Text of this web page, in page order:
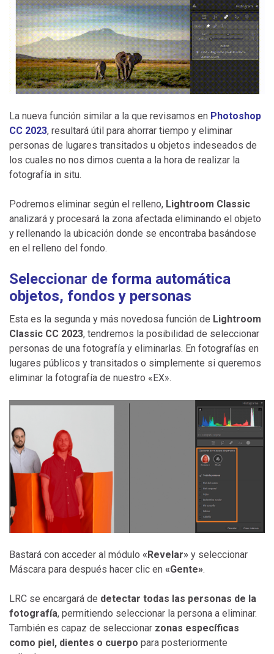
La nueva función similar a la que revisamos en Photoshop
CC 2023, resultará útil para ahorrar tiempo y eliminar
personas de lugares transitados u objetos indeseados de
los cuales no nos dimos cuenta a la hora de realizar la
fotografía in situ.
Podremos eliminar según el relleno, Lightroom Classic
analizará y procesará la zona afectada eliminando el objeto
y rellenando la ubicación donde se encontraba basándose
en el relleno del fondo.
Seleccionar de forma automática
objetos, fondos y personas
Esta es la segunda y más novedosa función de Lightroom
Classic CC 2023, tendremos la posibilidad de seleccionar
personas de una fotografía y eliminarlas. En fotografías en
lugares públicos y transitados o simplemente si queremos
eliminar la fotografía de nuestro «EX».
Bastará con acceder al módulo «Revelar» y seleccionar
Máscara para después hacer clic en «Gente».
LRC se encargará de detectar todas las personas de la
fotografía, permitiendo seleccionar la persona a eliminar.
También es capaz de seleccionar zonas específicas
como piel, dientes o cuerpo para posteriormente